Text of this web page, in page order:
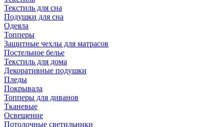
Текстиль для сна
Подушки для сна
Одеяла
Топперы
Защитные чехлы для матрасов
Постельное белье
Текстиль для дома
Декоративные подушки
Пледы
Покрывала
Топперы для диванов
Тканевые
Освещение
Потолочные светильники